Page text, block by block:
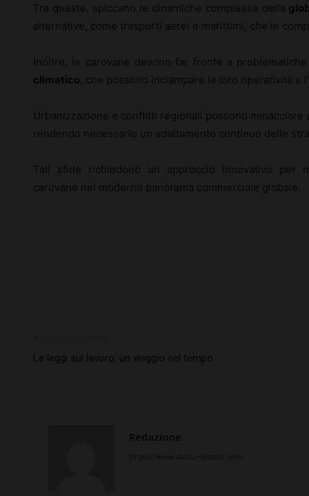
Tra queste, spiccano le dinamiche complesse della
alternative, come trasporti aerei e marittimi, che le
Inoltre, le carovane devono far fronte a
climatico , che possono inciampare la loro operatività e
Urbanizzazione e conflitti regionali possono
rendendo necessario un adattamento continuo delle
Tali sfide richiedono un approccio innovativo per
carovane nel moderno panorama commerciale globale.
Le leggi sul lavoro: un viaggio nel tempo
Redazione